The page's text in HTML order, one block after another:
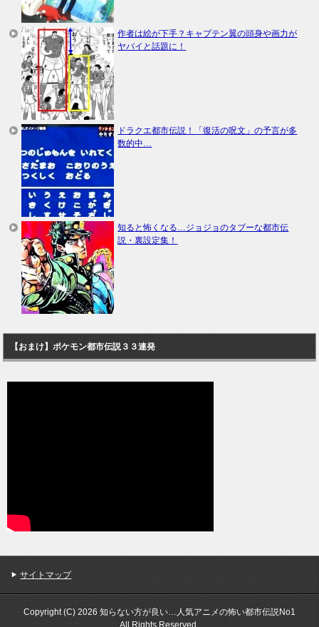
作者は絵が下手？キャプテン翼の頭身や画力が
ヤバイと話題に！
ドラクエ都市伝説！「復活の呪文」の予言が多
数的中…
知ると怖くなる…ジョジョのタブーな都市伝
説・裏設定集！
【おまけ】ポケモン都市伝説３３連発
サイトマップ
Copyright (C) 2026 知らない方が良い…人気アニメの怖い都市伝説No1
All Rights Reserved.